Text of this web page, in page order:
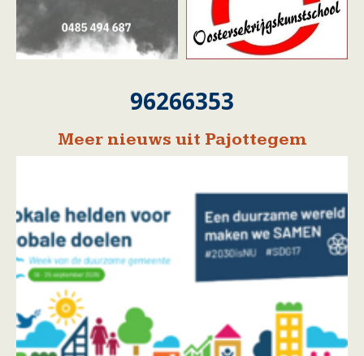
96266353
Meer nieuws uit Pajottegem